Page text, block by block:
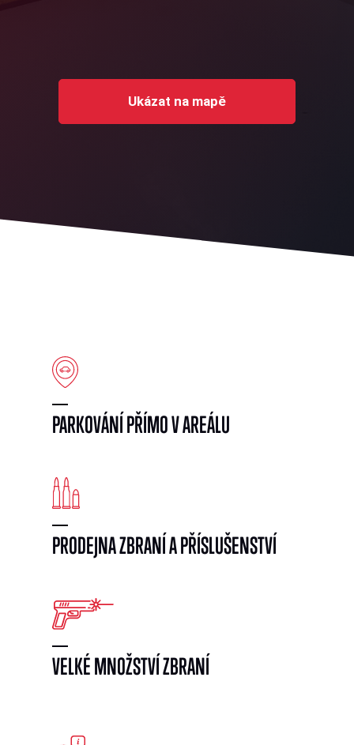
Ukázat na mapě
PARKOVÁNÍ PŘÍMO V AREÁLU
PRODEJNA ZBRANÍ A PŘÍSLUŠENSTVÍ
VELKÉ MNOŽSTVÍ ZBRANÍ